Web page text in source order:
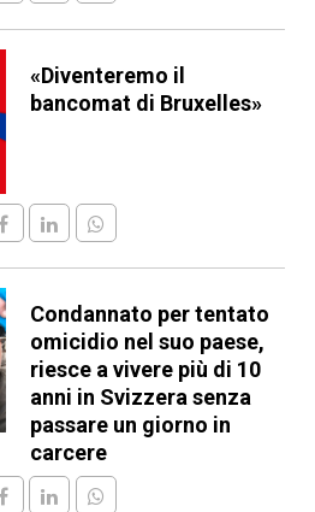
«Diventeremo il
bancomat di Bruxelles»
Condannato per tentato
omicidio nel suo paese,
riesce a vivere più di 10
anni in Svizzera senza
passare un giorno in
carcere